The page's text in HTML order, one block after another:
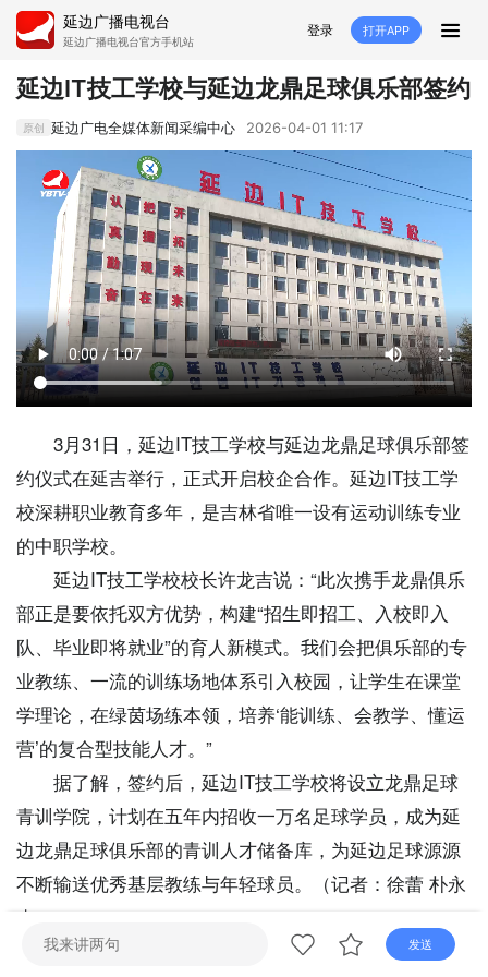
延边广播电视台
延边广播电视台官方手机站
登录 打开APP
首页
推荐 经济 延边新闻
短视频 红石榴 延边特色 广传
人大 融媒直播 政协 县市
纪委监委 专题 文体 国内
交通文艺广播 延边卫健 延边医保 延边医院
延边商务 延边好就业 VR
直播点播
直播 电视 广播
延边IT技工学校与延边龙鼎足球俱乐部签约
原创 延边广电全媒体新闻采编中心 2026-04-01 11:17
3月31日，延边IT技工学校与延边龙鼎足球俱乐部签
约仪式在延吉举行，正式开启校企合作。延边IT技工学
校深耕职业教育多年，是吉林省唯一设有运动训练专业
的中职学校。
延边IT技工学校校长许龙吉说：“此次携手龙鼎俱乐
部正是要依托双方优势，构建“招生即招工、入校即入
队、毕业即将就业”的育人新模式。我们会把俱乐部的专
业教练、一流的训练场地体系引入校园，让学生在课堂
学理论，在绿茵场练本领，培养‘能训练、会教学、懂运
营’的复合型技能人才。”
据了解，签约后，延边IT技工学校将设立龙鼎足球
青训学院，计划在五年内招收一万名足球学员，成为延
边龙鼎足球俱乐部的青训人才储备库，为延边足球源源
不断输送优秀基层教练与年轻球员。（记者：徐蕾 朴永
杰）
发送